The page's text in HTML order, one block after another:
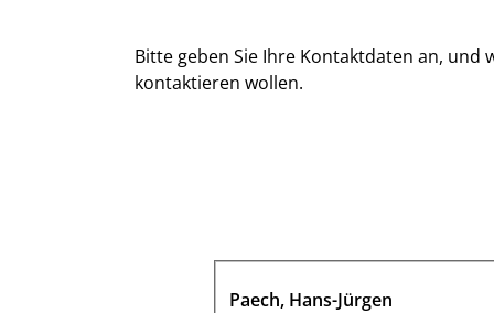
Bitte geben Sie Ihre Kontaktdaten an, und
kontaktieren wollen.
Paech, Hans-Jürgen